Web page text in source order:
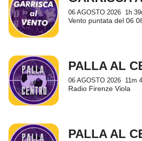
06 AGOSTO 2026 1h
Vento puntata del 06
PALLA AL
06 AGOSTO 2026 11m
Radio Firenze Viola
PALLA AL